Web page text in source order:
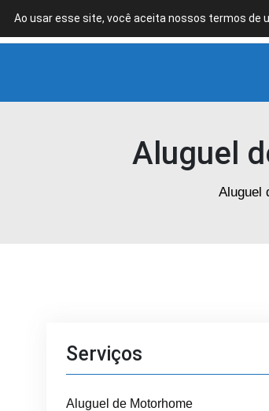
de
São
Aluguel
Aluguel
Serviços
Aluguel de Motorhome
Ao usar esse site, você aceita nossos termos de